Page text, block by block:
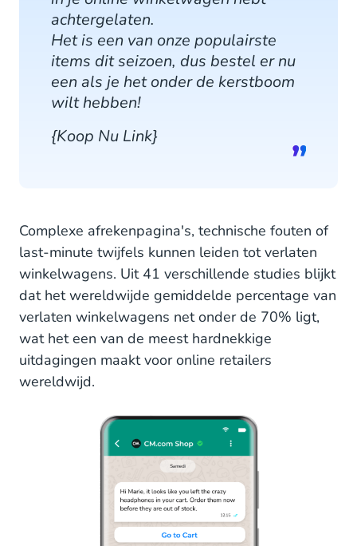
achtergelaten.
Het is een van onze populairste
items dit seizoen, dus bestel er nu
een als je het onder de kerstboom
wilt hebben!
{Koop Nu Link}
Complexe afrekenpagina's, technische fouten of
last-minute twijfels kunnen leiden tot verlaten
winkelwagens. Uit 41 verschillende studies blijkt
dat het wereldwijde gemiddelde percentage van
verlaten winkelwagens net onder de 70% ligt,
wat het een van de meest hardnekkige
uitdagingen maakt voor online retailers
wereldwijd.